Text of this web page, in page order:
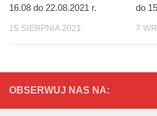
16.08 do 22.08.2021 r.
15 SIERPNIA 2021
do
7
OBSERWUJ NAS NA: